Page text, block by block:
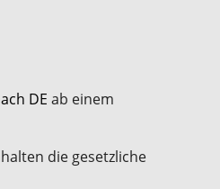
DE ab einem
die gesetzliche